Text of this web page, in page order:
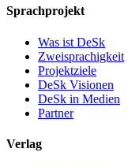
Sprachprojekt
Was ist DeSk
Zweisprachigkeit
Projektziele
DeSk Visionen
DeSk in Medien
Partner
Verlag